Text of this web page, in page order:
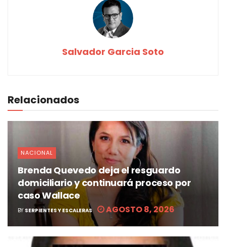
Salvador Garcia Soto
Relacionados
NACIONAL
Brenda Quevedo deja el resguardo
domiciliario y continuará proceso por
caso Wallace
BY SERPIENTES Y ESCALERAS AGOSTO 8, 2026